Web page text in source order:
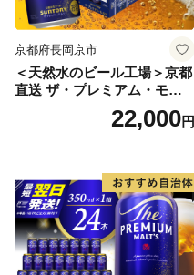
京都府長岡京市
＜天然水のビール工場＞京都
直送 ザ・プレミアム・モル
ツ 350ml×24本 プレモル [149
22,000円